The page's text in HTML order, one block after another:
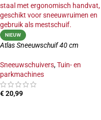
NIEUW
Atlas Sneeuwschuif 40 cm
Sneeuwschuivers,Tuin- en
parkmachines
€20,99